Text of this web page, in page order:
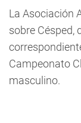
La Asociación
sobre Césped,
Campeonato
masculino.